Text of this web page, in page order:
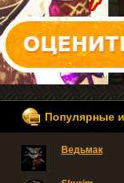
Популярные
Ведьмак